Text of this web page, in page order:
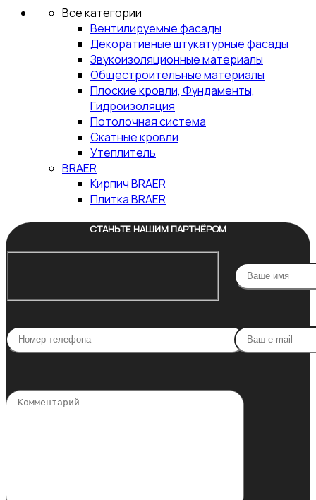
Все категории
Вентилируемые фасады
Декоративные штукатурные фасады
Звукоизоляционные материалы
Общестроительные материалы
Плоские кровли, Фундаменты,
Гидроизоляция
Потолочная система
Скатные кровли
Утеплитель
BRAER
Кирпич BRAER
Плитка BRAER
СТАНЬТЕ НАШИМ ПАРТНЁРОМ